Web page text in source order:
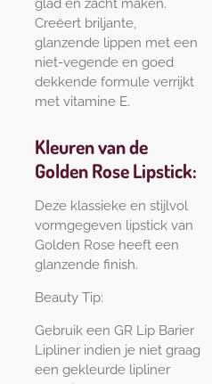
glad en zacht maken.
Creëert briljante,
glanzende lippen met een
niet-vegende en goed
dekkende formule verrijkt
met vitamine E.
Kleuren van de
Golden Rose Lipstick:
Deze klassieke en stijlvol
vormgegeven lipstick van
Golden Rose heeft een
glanzende finish.
Beauty Tip:
Gebruik een GR Lip Barier
Lipliner indien je niet graag
een gekleurde lipliner